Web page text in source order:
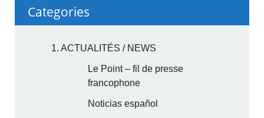
Categories
1. ACTUALITÉS / NEWS
Le Point – fil de presse
francophone
Noticias español